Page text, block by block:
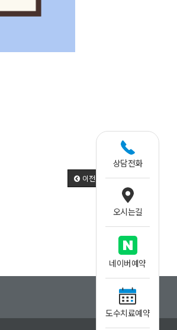
상담전화
오시는길
네이버예약
도수치료예약
이전 다음